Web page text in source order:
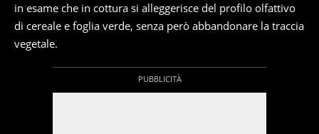
in esame che in cottura si alleggerisce del profilo olfattivo
di cereale e foglia verde, senza però abbandonare la traccia
vegetale.